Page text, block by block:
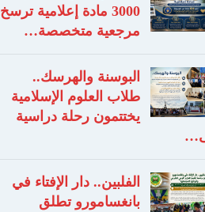
3000 مادة إعلامية ترسخ
مرجعية متخصصة…
البوسنة والهرسك..
طلاب العلوم الإسلامية
يختتمون رحلة دراسية
الفلبين.. دار الإفتاء في
بانغسامورو تطلق